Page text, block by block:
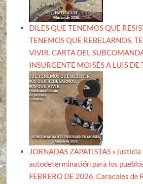
DILES QUE TENEMOS QUE
TENEMOS QUE REBELARNOS,
VIVIR. CARTA DEL
INSURGENTE MOISÉS A LUIS DE
JORNADAS ZAPATISTAS
autodeterminación para los
FEBRERO DE 2026, Caracoles de